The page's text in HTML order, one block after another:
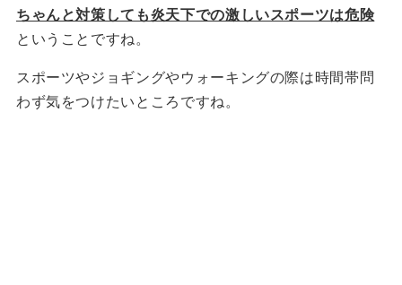
ちゃんと対策しても炎天下での激しいスポーツは危険
ということですね。
スポーツやジョギングやウォーキングの際は時間帯問
わず気をつけたいところですね。